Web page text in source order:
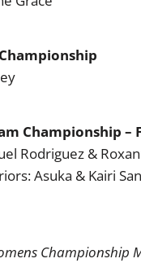
Championship –
Rodriguez &
Asuka & Kairi
Championship